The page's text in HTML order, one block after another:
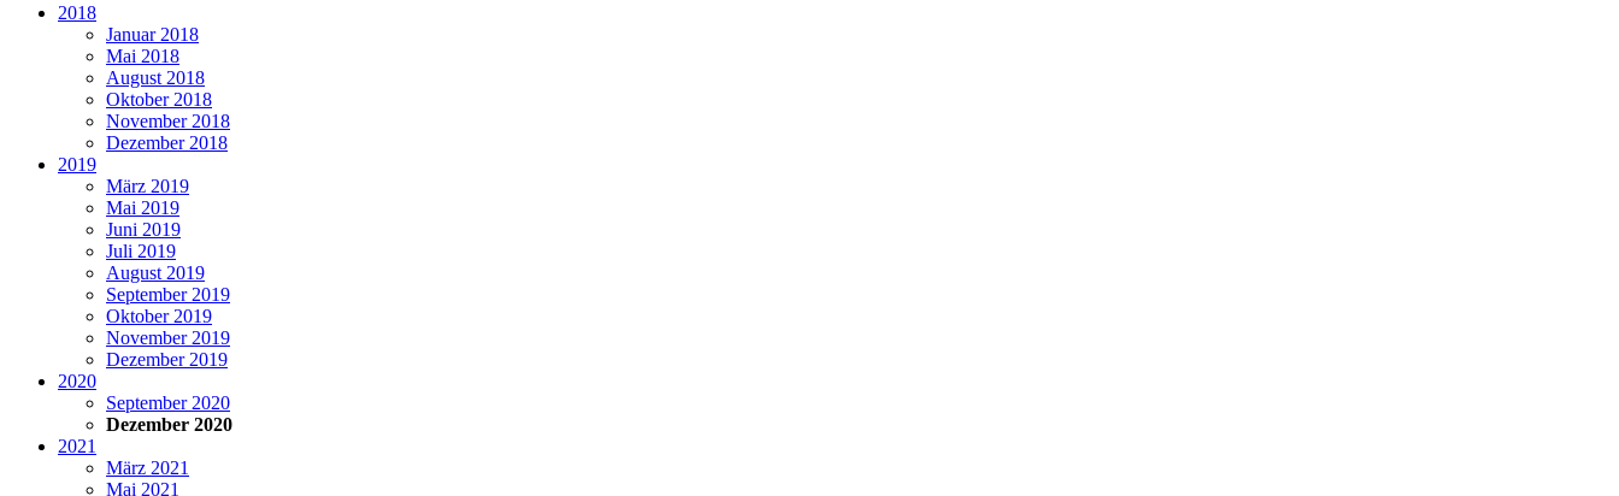
2018
Januar 2018
Mai 2018
August 2018
Oktober 2018
November 2018
Dezember 2018
2019
März 2019
Mai 2019
Juni 2019
Juli 2019
August 2019
September 2019
Oktober 2019
November 2019
Dezember 2019
2020
September 2020
Dezember 2020
2021
März 2021
Mai 2021